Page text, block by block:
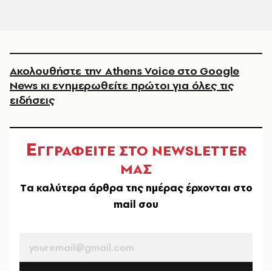
Ακολουθήστε την Athens Voice στο Google
News κι ενημερωθείτε πρώτοι για όλες τις
ειδήσεις
ΕΓΓΡΑΦΕΙΤΕ ΣΤΟ NEWSLETTER
ΜΑΣ
Tα καλύτερα άρθρα της ημέρας έρχονται στο
mail σου